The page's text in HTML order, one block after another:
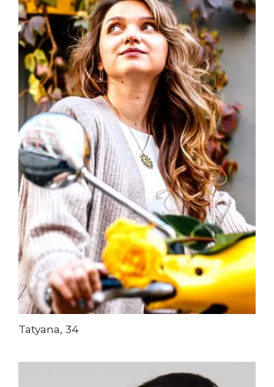
Tatyana, 34